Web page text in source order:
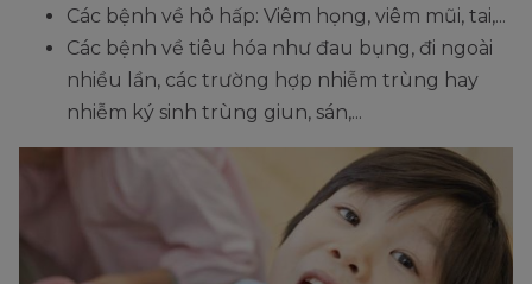
Các bệnh về hô hấp: Viêm họng, viêm mũi, tai,...
Các bệnh về tiêu hóa như đau bụng, đi ngoài
nhiều lần, các trường hợp nhiễm trùng hay
nhiễm ký sinh trùng giun, sán,...